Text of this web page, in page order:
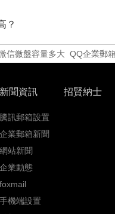
？
信微盤容量多大 QQ企業郵
新聞資訊
騰訊郵箱設置
企業郵箱新聞
網站新聞
企業動態
foxmail
手機端設置
招賢納士